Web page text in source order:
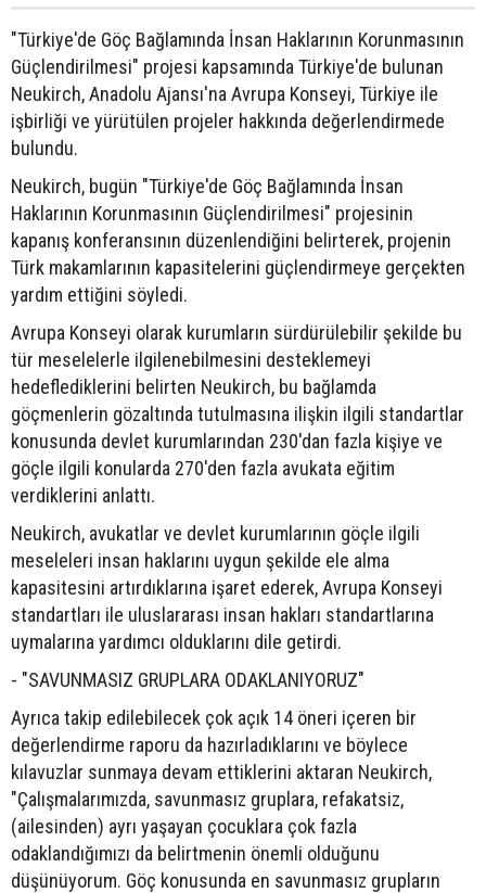
"Türkiye'de Göç Bağlamında İnsan Haklarının Korunmasının
Güçlendirilmesi" projesi kapsamında Türkiye'de bulunan
Neukirch, Anadolu Ajansı'na Avrupa Konseyi, Türkiye ile
işbirliği ve yürütülen projeler hakkında değerlendirmede
bulundu.
Neukirch, bugün "Türkiye'de Göç Bağlamında İnsan
Haklarının Korunmasının Güçlendirilmesi" projesinin
kapanış konferansının düzenlendiğini belirterek, projenin
Türk makamlarının kapasitelerini güçlendirmeye gerçekten
yardım ettiğini söyledi.
Avrupa Konseyi olarak kurumların sürdürülebilir şekilde bu
tür meselelerle ilgilenebilmesini desteklemeyi
hedeflediklerini belirten Neukirch, bu bağlamda
göçmenlerin gözaltında tutulmasına ilişkin ilgili standartlar
konusunda devlet kurumlarından 230'dan fazla kişiye ve
göçle ilgili konularda 270'den fazla avukata eğitim
verdiklerini anlattı.
Neukirch, avukatlar ve devlet kurumlarının göçle ilgili
meseleleri insan haklarını uygun şekilde ele alma
kapasitesini artırdıklarına işaret ederek, Avrupa Konseyi
standartları ile uluslararası insan hakları standartlarına
uymalarına yardımcı olduklarını dile getirdi.
- "SAVUNMASIZ GRUPLARA ODAKLANIYORUZ"
Ayrıca takip edilebilecek çok açık 14 öneri içeren bir
değerlendirme raporu da hazırladıklarını ve böylece
kılavuzlar sunmaya devam ettiklerini aktaran Neukirch,
"Çalışmalarımızda, savunmasız gruplara, refakatsiz,
(ailesinden) ayrı yaşayan çocuklara çok fazla
odaklandığımızı da belirtmenin önemli olduğunu
düşünüyorum. Göç konusunda en savunmasız grupların